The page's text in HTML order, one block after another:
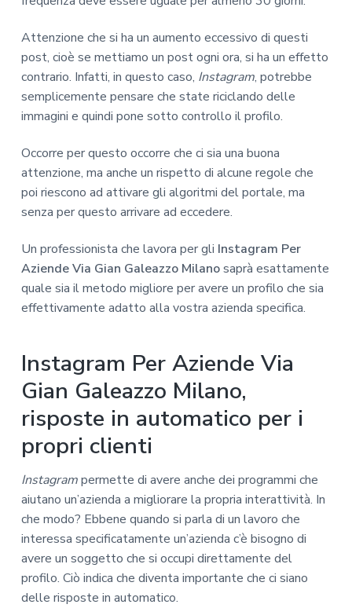
Attenzione che si ha un aumento eccessivo di questi
post, cioè se mettiamo un post ogni ora, si ha un effetto
contrario. Infatti, in questo caso, Instagram, potrebbe
semplicemente pensare che state riciclando delle
immagini e quindi pone sotto controllo il profilo.
Occorre per questo occorre che ci sia una buona
attenzione, ma anche un rispetto di alcune regole che
poi riescono ad attivare gli algoritmi del portale, ma
senza per questo arrivare ad eccedere.
Un professionista che lavora per gli Instagram Per
Aziende Via Gian Galeazzo Milanosaprà esattamente
quale sia il metodo migliore per avere un profilo che sia
effettivamente adatto alla vostra azienda specifica.
Instagram Per Aziende Via
Gian Galeazzo Milano,
risposte in automatico per i
propri clienti
Instagrampermette di avere anche dei programmi che
aiutano un’azienda a migliorare la propria interattività. In
che modo? Ebbene quando si parla di un lavoro che
interessa specificatamente un’azienda c’è bisogno di
avere un soggetto che si occupi direttamente del
profilo. Ciò indica che diventa importante che ci siano
delle risposte in automatico.